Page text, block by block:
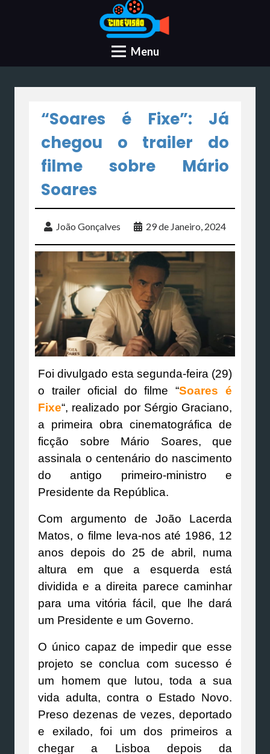
Menu
“Soares é Fixe”: Já
chegou o trailer do
filme sobre Mário
Soares
João Gonçalves 29 de Janeiro, 2024
Foi divulgado esta segunda-feira (29)
o trailer oficial do filme “Soares é
Fixe“, realizado por Sérgio Graciano,
a primeira obra cinematográfica de
ficção sobre Mário Soares, que
assinala o centenário do nascimento
do antigo primeiro-ministro e
Presidente da República.
Com argumento de João Lacerda
Matos, o filme leva-nos até 1986, 12
anos depois do 25 de abril, numa
altura em que a esquerda está
dividida e a direita parece caminhar
para uma vitória fácil, que lhe dará
um Presidente e um Governo.
O único capaz de impedir que esse
projeto se conclua com sucesso é
um homem que lutou, toda a sua
vida adulta, contra o Estado Novo.
Preso dezenas de vezes, deportado
e exilado, foi um dos primeiros a
chegar a Lisboa depois da